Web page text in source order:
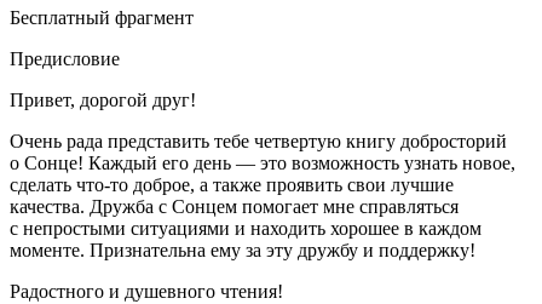
Бесплатный фрагмент
Предисловие
Привет, дорогой друг!
Очень рада представить тебе четвертую книгу добросторий
о Сонце! Каждый его день — это возможность узнать новое,
сделать что-то доброе, а также проявить свои лучшие
качества. Дружба с Сонцем помогает мне справляться
с непростыми ситуациями и находить хорошее в каждом
моменте. Признательна ему за эту дружбу и поддержку!
Радостного и душевного чтения!